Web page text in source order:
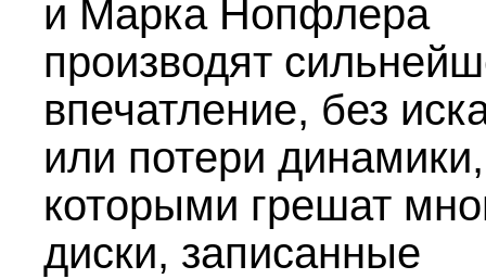
и Марка Нопфлера
производят
впечатление, без
или потери динамики,
которыми грешат
диски, записанные